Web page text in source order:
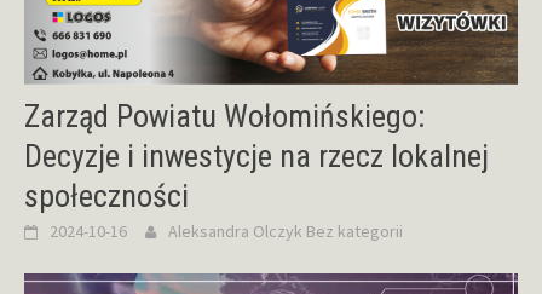
Zarząd Powiatu Wołomińskiego:
Decyzje i inwestycje na rzecz lokalnej
społeczności
2024-10-16 Aleksandra Olczyk Bez kategorii